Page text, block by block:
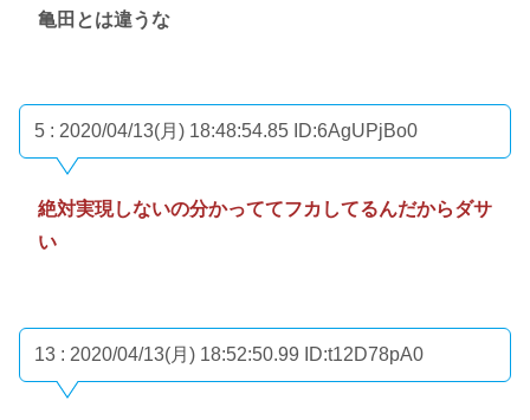
亀田とは違うな
5 : 2020/04/13(月) 18:48:54.85 ID:6AgUPjBo0
絶対実現しないの分かっててフカしてるんだからダサ
い
13 : 2020/04/13(月) 18:52:50.99 ID:t12D78pA0